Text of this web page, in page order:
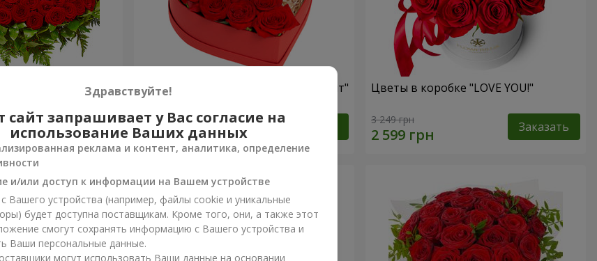
Заказать
Композиция "Трогательный презент"
2 554 грн
Цветы в коробке "LOVE YOU!"
3 249 грн Заказать
Здравствуйте!
сайт запрашивает у Вас согласие на
использование Ваших данных
реклама и контент, аналитика, определение
и/или доступ к информации на Вашем устройстве
Вашего устройства (например, файлы cookie и уникальные
будет доступна поставщикам. Кроме того, они, а также этот
смогут сохранять информацию с Вашего устройства и
Ваши персональные данные.
могут использовать Ваши данные на основании